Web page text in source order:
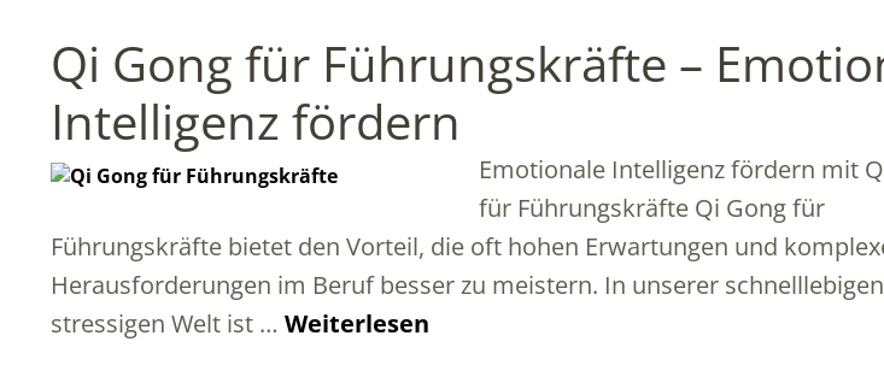
Qi Gong für Führungskräfte –
Intelligenz fördern
Emotionale Intelligenz fördern mit
für Führungskräfte Qi Gong für
Führungskräfte bietet den Vorteil, die oft hohen Erwartungen und
Herausforderungen im Beruf besser zu meistern. In unserer
stressigen Welt ist … Weiterlesen